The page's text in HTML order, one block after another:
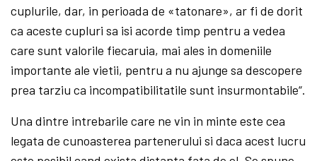
cuplurile, dar, in perioada de «tatonare», ar fi de dorit
ca aceste cupluri sa isi acorde timp pentru a vedea
care sunt valorile fiecaruia, mai ales in domeniile
importante ale vietii, pentru a nu ajunge sa descopere
prea tarziu ca incompatibilitatile sunt insurmontabile“.
Una dintre intrebarile care ne vin in minte este cea
legata de cunoasterea partenerului si daca acest lucru